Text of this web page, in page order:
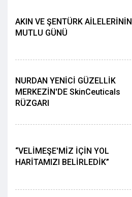
AKIN VE ŞENTÜRK AİLELERİNİN
MUTLU GÜNÜ
NURDAN YENİCİ GÜZELLİK
MERKEZİN'DE SkinCeuticals
RÜZGARI
“VELİMEŞE'MİZ İÇİN YOL
HARİTAMIZI BELİRLEDİK”